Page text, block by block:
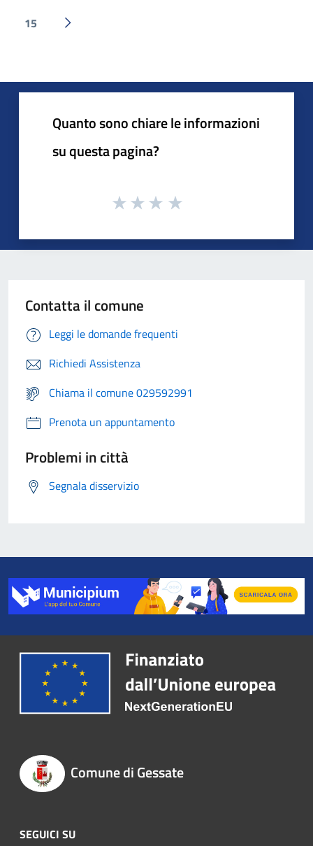
15
Pagina successiva
Quanto sono chiare le informazioni
su questa pagina?
Contatta il comune
Leggi le domande frequenti
Richiedi Assistenza
Chiama il comune 029592991
Prenota un appuntamento
Problemi in città
Segnala disservizio
Comune di Gessate
SEGUICI SU